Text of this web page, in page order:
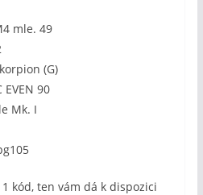
mle. 49
(G)
EVEN 90
Mk. I
kód, ten vám dá k dispozici